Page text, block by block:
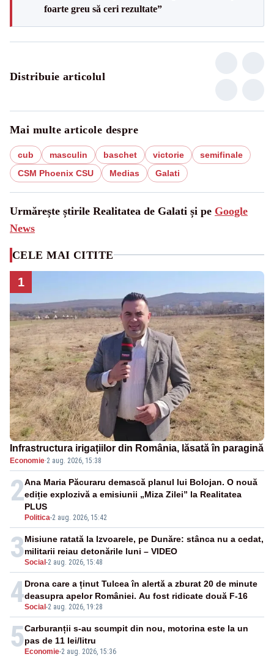
foarte greu să ceri rezultate”
Distribuie articolul
Mai multe articole despre
cub masculin baschet victorie
semifinale
CSM Phoenix CSU
Medias Galati
Urmărește știrile Realitatea de Galati și pe Google
News
CELE MAI CITITE
1
Infrastructura irigațiilor din România, lăsată în paragină
Economie·2 aug. 2026, 15:38
2
Politica-2 aug. 2026, 15:42
Ana Maria Păcuraru demască planul lui Bolojan. O nouă
ediție explozivă a emisiunii „Miza Zilei” la Realitatea
PLUS
3Social-2 aug. 2026, 15:48
Misiune ratată la Izvoarele, pe Dunăre: stânca nu a cedat,
militarii reiau detonările luni – VIDEO
4Social-2 aug. 2026, 19:28
Drona care a ținut Tulcea în alertă a zburat 20 de minute
deasupra apelor României. Au fost ridicate două F-16
5Economie-2 aug. 2026, 15:36
Carburanții s-au scumpit din nou, motorina este la un
pas de 11 lei/litru